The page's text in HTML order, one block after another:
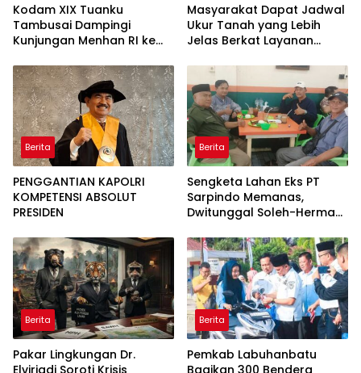
Kodam XIX Tuanku
Tambusai Dampingi
Kunjungan Menhan RI ke
Perkuat Pembangunan
Satuan
Masyarakat Dapat Jadwal
Ukur Tanah yang Lebih
Jelas Berkat Layanan
Berita
PENGGANTIAN KAPOLRI
KOMPETENSI ABSOLUT
PRESIDEN
Berita
Sengketa Lahan Eks PT
Sarpindo Memanas,
Dwitunggal Soleh-Herman
ke Pulau Rupat
Berita
Pakar Lingkungan Dr.
Berita
Pemkab Labuhanbatu